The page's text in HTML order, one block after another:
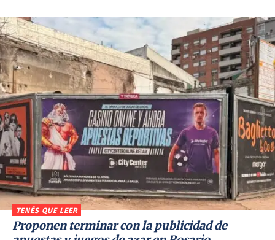
TENÉS QUE LEER
Proponen terminar con la publicidad de